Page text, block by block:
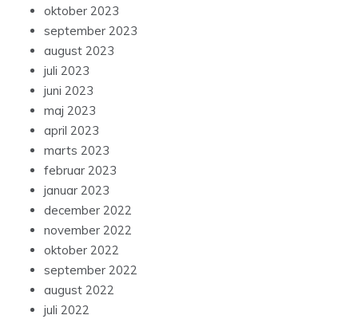
oktober 2023
september 2023
august 2023
juli 2023
juni 2023
maj 2023
april 2023
marts 2023
februar 2023
januar 2023
december 2022
november 2022
oktober 2022
september 2022
august 2022
juli 2022